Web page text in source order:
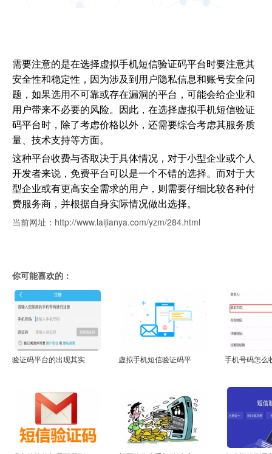
需要注意的是在选择虚拟手机短信验证码平台时要注意其
安全性和稳定性，因为涉及到用户隐私信息和账号安全问
题，如果选用不可靠或存在漏洞的平台，可能会给企业和
用户带来不必要的风险。因此，在选择虚拟手机短信验证
码平台时，除了考虑价格以外，还需要综合考虑其服务质
量、技术支持等方面。
这种平台收费与否取决于具体情况，对于小型企业或个人
开发者来说，免费平台可以是一个不错的选择。而对于大
型企业或有更高安全需求的用户，则需要仔细比较各种付
费服务商，并根据自身实际情况做出选择。
当前网址：http://www.laijianya.com/yzm/284.html
你可能喜欢的：
验证码平台的出现其实 虚拟手机短信验证码平 手机号码怎么